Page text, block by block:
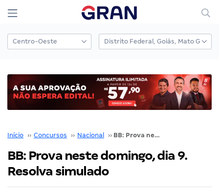
Início ›› Concursos ›› Nacional ›› BB: Prova neste domingo, dia 9. Resolva simulado
BB: Prova neste domingo, dia 9.
Resolva simulado